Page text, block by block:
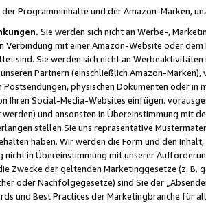
Programminhalte und der Amazon-Marken,
Sie werden sich nicht an Werbe-,
Verbindung mit einer Amazon-Website oder
sind. Sie werden sich nicht an
Partnern (einschließlich Amazon-
Postsendungen, physischen Dokumenten oder in
Ihren Social-Media-Websites einfügen.
und ansonsten in Übereinstimmung mit
stellen Sie uns repräsentative
haben. Wir werden die Form und den
nicht in Übereinstimmung mit unserer
Zwecke der geltenden Marketinggesetze (z. B.
oder Nachfolgegesetze) sind Sie der
und Best Practices der Marketingbranche für